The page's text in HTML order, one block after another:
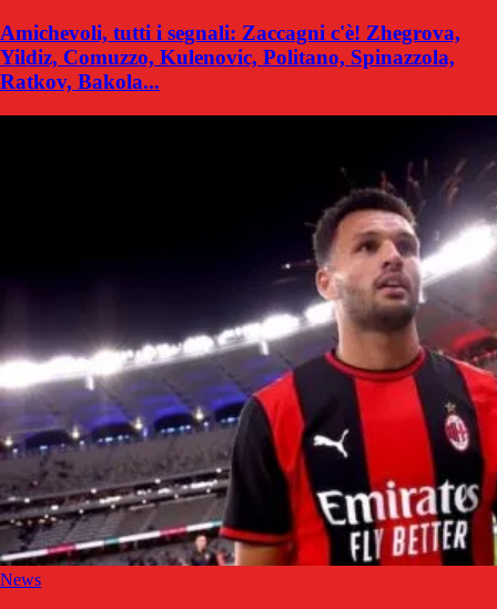
Amichevoli, tutti i segnali: Zaccagni c'è! Zhegrova,
Yildiz, Comuzzo, Kulenovic, Politano, Spinazzola,
Ratkov, Bakola...
News